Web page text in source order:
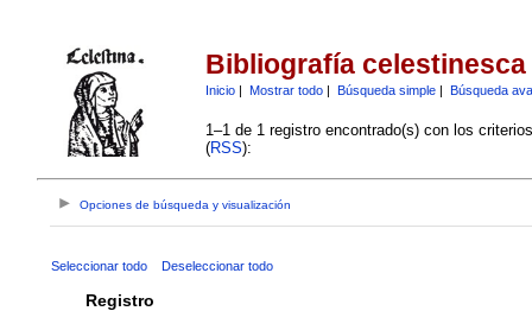
Bibliografía celestinesca
Inicio| Mostrar todo| Búsqueda simple| Búsqueda
1–1 de 1 registro encontrado(s) con los
(RSS):
Opciones de búsqueda y visualización
Seleccionar todo Deseleccionar todo
Registro